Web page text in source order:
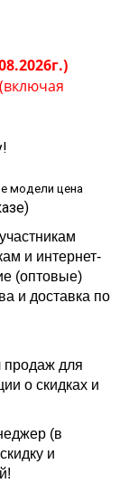
(включая
модели цена
)
и интернет-
(оптовые)
и доставка по
продаж для
о скидках и
(в
и